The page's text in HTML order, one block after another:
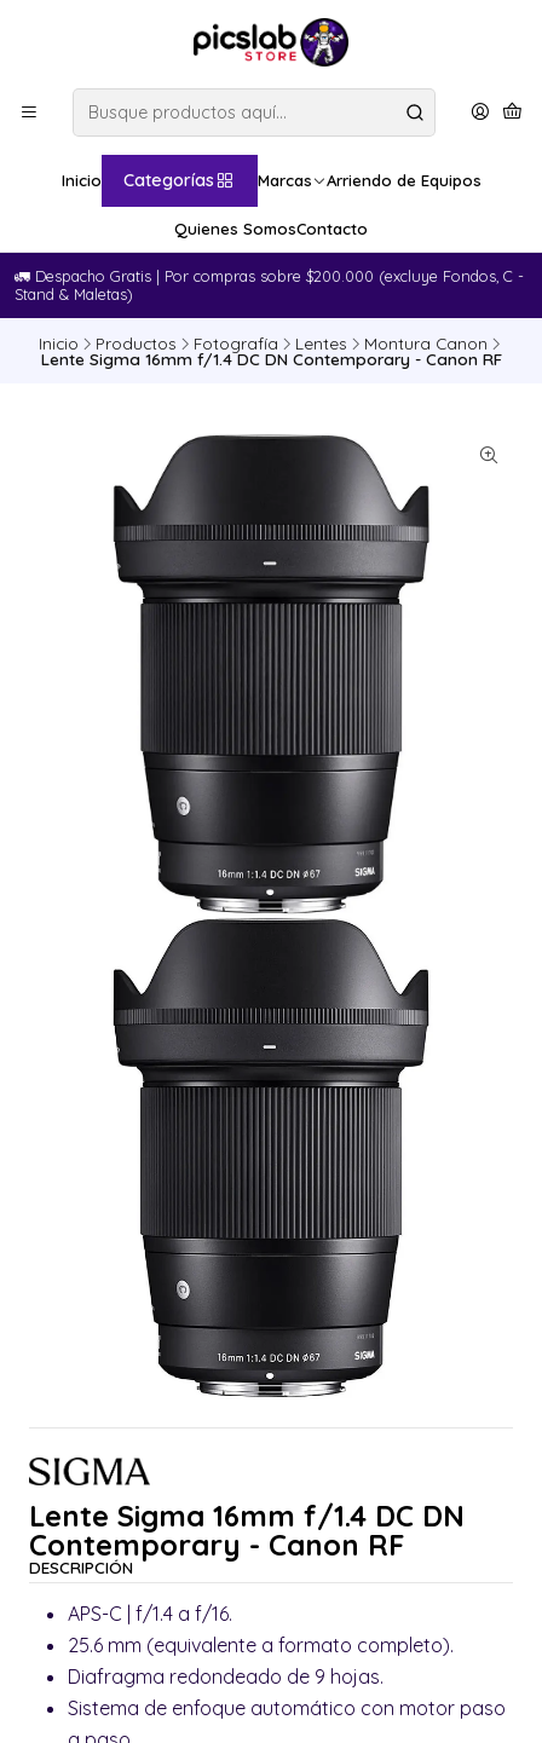
Inicio Categorías Marcas Arriendo de Equipos
Quienes SomosContacto
🚛​ Despacho Gratis | Por compras sobre $200.000 (excluye Fondos, C -
Stand & Maletas)
Inicio Productos Fotografía Lentes Montura Canon
Lente Sigma 16mm f/1.4 DC DN Contemporary - Canon RF
Lente Sigma 16mm f/1.4 DC DN
Contemporary - Canon RF
DESCRIPCIÓN
APS-C | f/1.4 a f/16.
25.6 mm (equivalente a formato completo).
Diafragma redondeado de 9 hojas.
Sistema de enfoque automático con motor paso